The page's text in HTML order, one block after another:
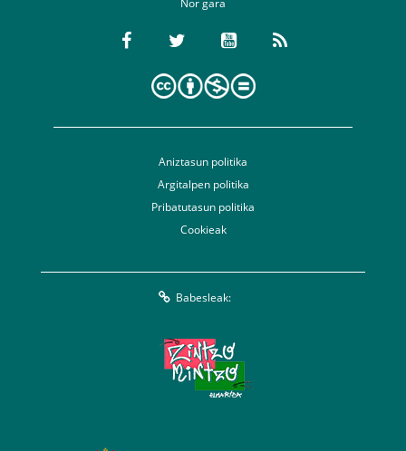
Aniztasun politika
Argitalpen politika
Pribatutasun politika
Cookieak
Babesleak: